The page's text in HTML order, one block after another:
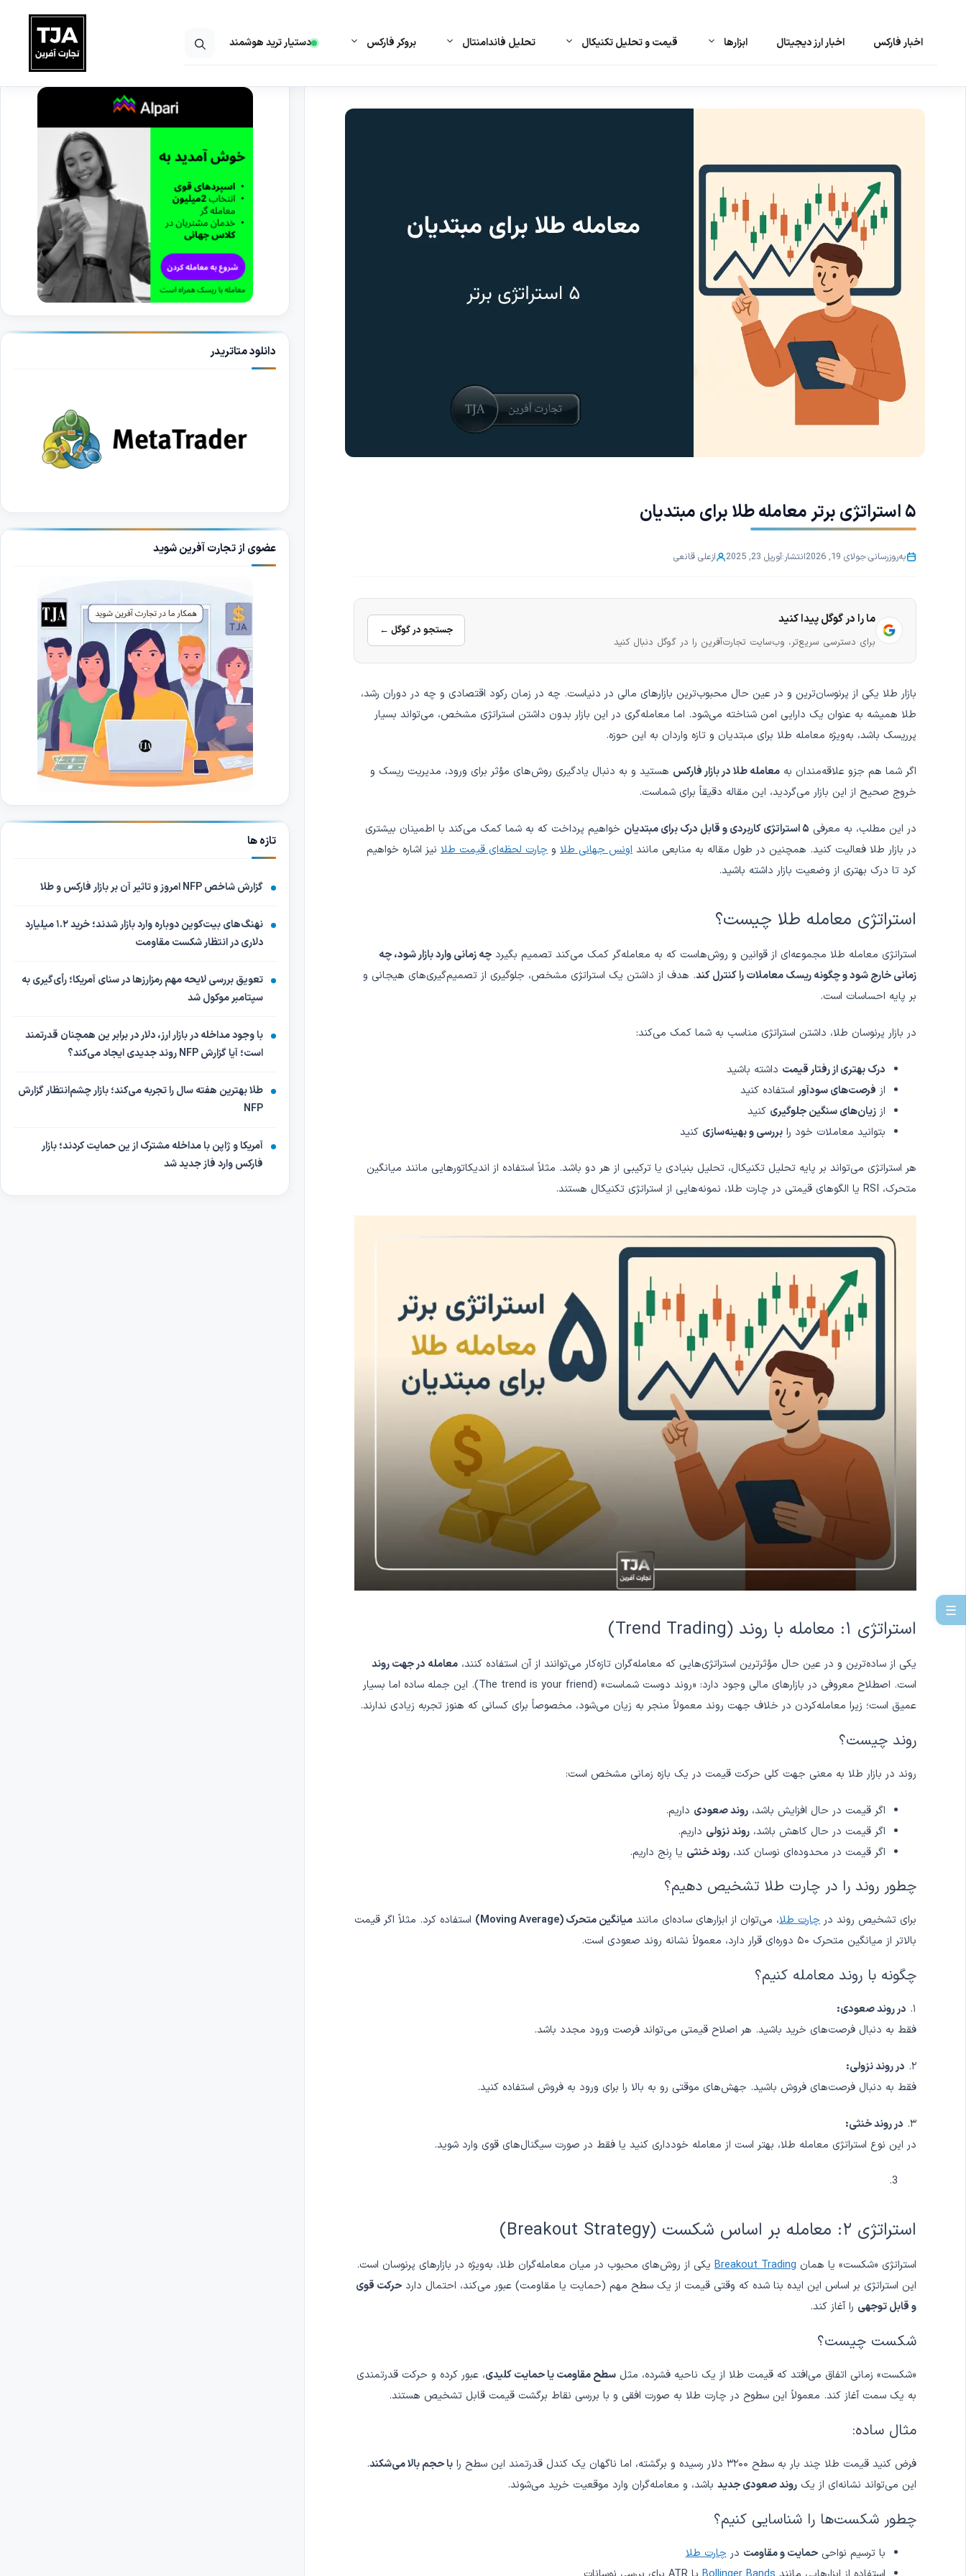
اخبار فارکس اخبار ارز دیجیتال ابزارها قیمت و تحلیل تکنیکال تحلیل فاندامنتال بروکر فارکس دستیار ترید هوشمند
۵ استراتژی برتر معامله طلا برای مبتدیان
به‌روزرسانی:جولای 19, 2026 انتشار:آوریل 23, 2025 ازعلی قانعی
ما را در گوگل پیدا کنید
برای دسترسی سریع‌تر، وب‌سایت تجارت‌آفرین را در گوگل دنبال کنید
جستجو در گوگل ←
بازار طلا یکی از پرنوسان‌ترین و در عین حال محبوب‌ترین بازارهای مالی در دنیاست. چه در زمان رکود اقتصادی و چه در دوران رشد،
طلا همیشه به عنوان یک دارایی امن شناخته می‌شود. اما معامله‌گری در این بازار بدون داشتن استراتژی مشخص، می‌تواند بسیار
پرریسک باشد، به‌ویژه معامله طلا برای مبتدیان و تازه واردان به این حوزه.
اگر شما هم جزو علاقه‌مندان به معامله‌ طلا در بازار فارکس هستید و به دنبال یادگیری روش‌های مؤثر برای ورود، مدیریت ریسک و
خروج صحیح از این بازار می‌گردید، این مقاله دقیقاً برای شماست.
در این مطلب، به معرفی ۵ استراتژی کاربردی و قابل درک برای مبتدیان
خواهیم پرداخت که به شما کمک می‌کند با اطمینان بیشتری
در بازار طلا فعالیت کنید. همچنین در طول مقاله به منابعی مانند اونس جهانی طلا و چارت لحظه‌ای قیمت طلا نیز اشاره خواهیم
کرد تا درک بهتری از وضعیت بازار داشته باشید.
استراتژی معامله طلا چیست؟
استراتژی معامله طلا مجموعه‌ای از قوانین و روش‌هاست که به معامله‌گر کمک می‌کند تصمیم بگیرد چه زمانی وارد بازار شود، چه
زمانی خارج شود و چگونه ریسک معاملات را کنترل کند. هدف از داشتن یک استراتژی مشخص، جلوگیری از تصمیم‌گیری‌های هیجانی و
بر پایه احساسات است.
در بازار پرنوسان طلا، داشتن استراتژی مناسب به شما کمک می‌کند:
درک بهتری از رفتار قیمت داشته باشید
از فرصت‌های سودآور استفاده کنید
اززیان‌های سنگین جلوگیری کنید
بتوانید معاملات خود رابررسی و بهینه‌سازی کنید
هر استراتژی می‌تواند بر پایه تحلیل تکنیکال، تحلیل بنیادی یا ترکیبی از هر دو باشد. مثلاً استفاده از اندیکاتورهایی مانند میانگین
متحرک، RSI یا الگوهای قیمتی در چارت طلا، نمونه‌هایی از استراتژی تکنیکال هستند.
استراتژی ۱: معامله با روند (Trend Trading)
یکی از ساده‌ترین و در عین حال مؤثرترین استراتژی‌هایی که معامله‌گران تازه‌کار می‌توانند از آن استفاده کنند، معامله در جهت روند
است. اصطلاح معروفی در بازارهای مالی وجود دارد: «روند دوست شماست» (The trend is your friend). این جمله ساده اما بسیار
عمیق است؛ زیرا معامله‌کردن در خلاف جهت روند معمولاً منجر به زیان می‌شود، مخصوصاً برای کسانی که هنوز تجربه زیادی ندارند.
روند چیست؟
روند در بازار طلا به معنی جهت کلی حرکت قیمت در یک بازه زمانی مشخص است:
اگر قیمت در حال افزایش باشد،روند صعودی داریم.
اگر قیمت در حال کاهش باشد،روند نزولی داریم.
اگر قیمت در محدوده‌ای نوسان کند،روند خنثی یا رِنج داریم.
چطور روند را در چارت طلا تشخیص دهیم؟
برای تشخیص روند در چارت طلا، می‌توان از ابزارهای ساده‌ای مانند میانگین متحرک (Moving Average)
استفاده کرد. مثلاً اگر قیمت
بالاتر از میانگین متحرک ۵۰ دوره‌ای قرار دارد، معمولاً نشانه روند صعودی است.
چگونه با روند معامله کنیم؟
۱. در روند صعودی:
فقط به دنبال فرصت‌های خرید باشید. هر اصلاح قیمتی می‌تواند فرصت ورود مجدد باشد.
۲. در روند نزولی:
فقط به دنبال فرصت‌های فروش باشید. جهش‌های موقتی رو به بالا را برای ورود به فروش استفاده کنید.
۳. در روند خنثی:
در این نوع استراتژی معامله طلا، بهتر است از معامله خودداری کنید یا فقط در صورت سیگنال‌های قوی وارد شوید.
استراتژی ۲: معامله بر اساس شکست (Breakout Strategy)
استراتژی «شکست» یا همان Breakout Trading یکی از روش‌های محبوب در میان معامله‌گران طلا، به‌ویژه در بازارهای پرنوسان است.
این استراتژی بر اساس این ایده بنا شده که وقتی قیمت از یک سطح مهم (حمایت یا مقاومت) عبور می‌کند، احتمال دارد حرکت قوی
و قابل توجهی را آغاز کند.
شکست چیست؟
«شکست» زمانی اتفاق می‌افتد که قیمت طلا از یک ناحیه فشرده، مثل سطح مقاومت یا حمایت کلیدی، عبور کرده و حرکت قدرتمندی
به یک سمت آغاز کند. معمولاً این سطوح در چارت طلا به صورت افقی و با بررسی نقاط برگشت قیمت قابل تشخیص هستند.
مثال ساده:
فرض کنید قیمت طلا چند بار به سطح ۳۲۰۰ دلار رسیده و برگشته، اما ناگهان یک کندل قدرتمند این سطح را با حجم بالا می‌شکند.
این می‌تواند نشانه‌ای از یک روند صعودی جدید باشد، و معامله‌گران وارد موقعیت خرید می‌شوند.
چطور شکست‌ها را شناسایی کنیم؟
با ترسیم نواحیحمایت و مقاومت درچارت طلا
☰
دانلود متاتریدر
عضوی از تجارت آفرین شوید
تازه ها
گزارش شاخص NFP امروز و تاثیر آن بر بازار فارکس و طلا
نهنگ‌های بیت‌کوین دوباره وارد بازار شدند؛ خرید ۱.۲ میلیارد
دلاری در انتظار شکست مقاومت
تعویق بررسی لایحه مهم رمزارزها در سنای آمریکا؛ رأی‌گیری به
سپتامبر موکول شد
با وجود مداخله در بازار ارز، دلار در برابر ین همچنان قدرتمند
است؛ آیا گزارش NFP روند جدیدی ایجاد می‌کند؟
طلا بهترین هفته سال را تجربه می‌کند؛ بازار چشم‌انتظار گزارش
NFP
آمریکا و ژاپن با مداخله مشترک از ین حمایت کردند؛ بازار
فارکس وارد فاز جدید شد